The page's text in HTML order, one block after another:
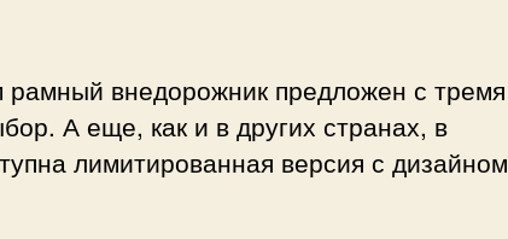
внедорожник предложен с тремя
А еще, как и в других странах, в
лимитированная версия с дизайном